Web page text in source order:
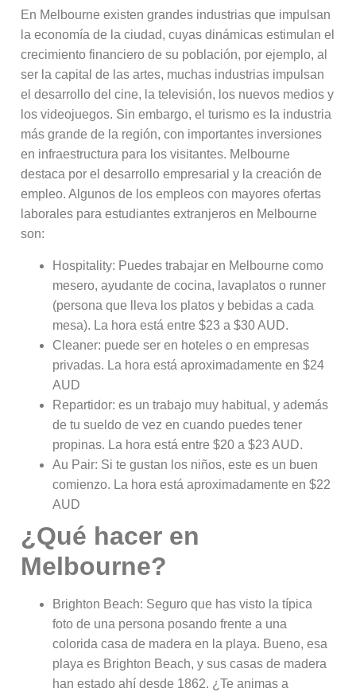
En Melbourne existen grandes industrias que impulsan
la economía de la ciudad, cuyas dinámicas estimulan el
crecimiento financiero de su población, por ejemplo, al
ser la capital de las artes, muchas industrias impulsan
el desarrollo del cine, la televisión, los nuevos medios y
los videojuegos. Sin embargo, el turismo es la industria
más grande de la región, con importantes inversiones
en infraestructura para los visitantes. Melbourne
destaca por el desarrollo empresarial y la creación de
empleo. Algunos de los empleos con mayores ofertas
laborales para estudiantes extranjeros en Melbourne
son:
Hospitality: Puedes trabajar en Melbourne como
mesero, ayudante de cocina, lavaplatos o runner
(persona que lleva los platos y bebidas a cada
mesa). La hora está entre $23 a $30 AUD.
Cleaner: puede ser en hoteles o en empresas
privadas. La hora está aproximadamente en $24
AUD
Repartidor: es un trabajo muy habitual, y además
de tu sueldo de vez en cuando puedes tener
propinas. La hora está entre $20 a $23 AUD.
Au Pair: Si te gustan los niños, este es un buen
comienzo. La hora está aproximadamente en $22
AUD
¿Qué hacer en
Melbourne?
Brighton Beach: Seguro que has visto la típica
foto de una persona posando frente a una
colorida casa de madera en la playa. Bueno, esa
playa es Brighton Beach, y sus casas de madera
han estado ahí desde 1862. ¿Te animas a